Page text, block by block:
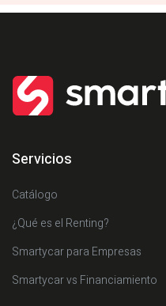
Servicios
Catálogo
¿Qué es el Renting?
Smartycar para Empresas
Smartycar vs Financiamiento